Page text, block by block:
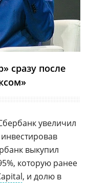
сразу после
увеличил
выкупил
которую ранее
, и долю в